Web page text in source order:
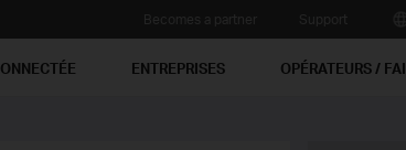
ENTREPRISES OPÉRATEURS / FAI